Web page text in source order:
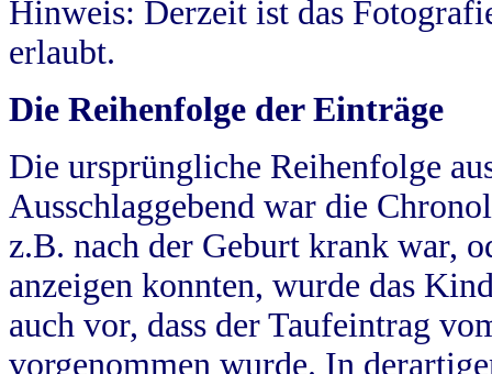
Hinweis: Derzeit ist das
erlaubt.
Die Reihenfolge der Einträge
Die ursprüngliche Reihenfolge
Ausschlaggebend war die
z.B. nach der Geburt krank war,
anzeigen konnten, wurde das
auch vor, dass der Taufeintrag
vorgenommen wurde. In